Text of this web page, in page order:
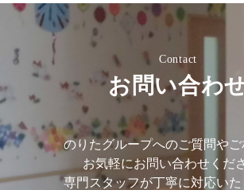
Contact
お問い合わ
のりたグループへのご質問やご
お気軽にお問い合わせくだ
専門スタッフが丁寧に対応いた